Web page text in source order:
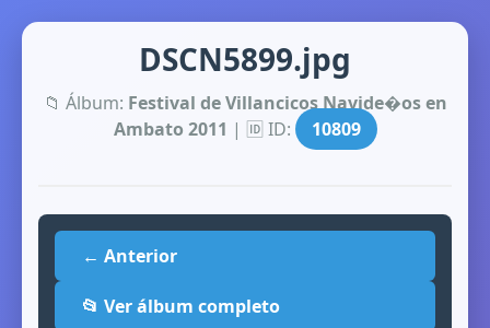
DSCN5899.jpg
📁 Álbum: Festival de Villancicos Navide�os en
Ambato 2011 | 🆔 ID: 10809
← Anterior
📂 Ver álbum completo